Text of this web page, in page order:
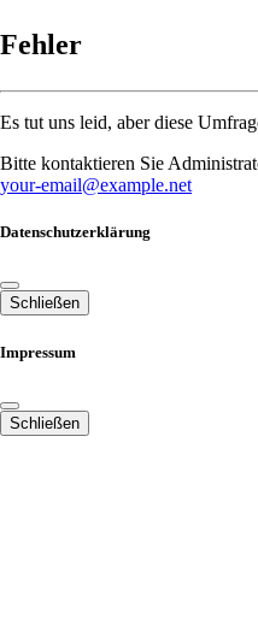
Fehler
Es tut uns leid, aber diese
Bitte kontaktieren Sie
your-email@example.net
Datenschutzerklärung
Schließen
Impressum
Schließen